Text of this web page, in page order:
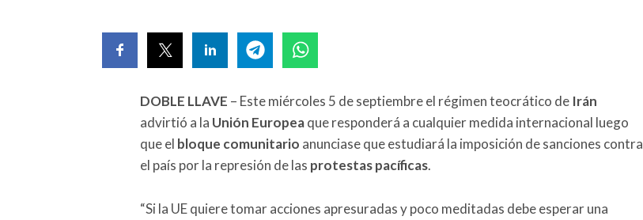
DOBLE LLAVE – Este miércoles 5 de septiembre el régimen teocrático de Irán
advirtió a la Unión Europeaque responderá a cualquier medida internacional luego
que el bloque comunitario anunciase que estudiará la imposición de sanciones contra
el país por la represión de las protestas pacíficas.
“Si la UE quiere tomar acciones apresuradas y poco meditadas debe esperar una